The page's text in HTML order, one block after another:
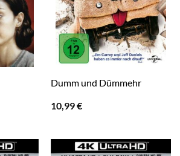
Dumm und Dümmehr
10,99€